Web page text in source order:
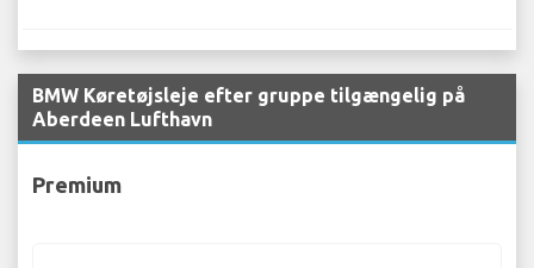
BMW Køretøjsleje efter gruppe tilgængelig på
Aberdeen Lufthavn
Premium